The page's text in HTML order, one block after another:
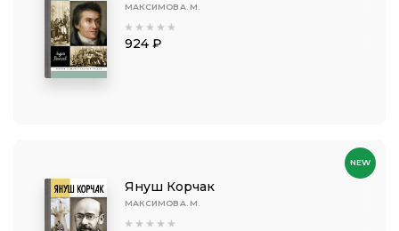
МАКСИМОВ А. М.
924 ₽
Януш Корчак
МАКСИМОВ А. М.
NEW